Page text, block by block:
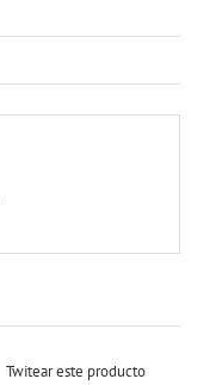
Twitear este producto